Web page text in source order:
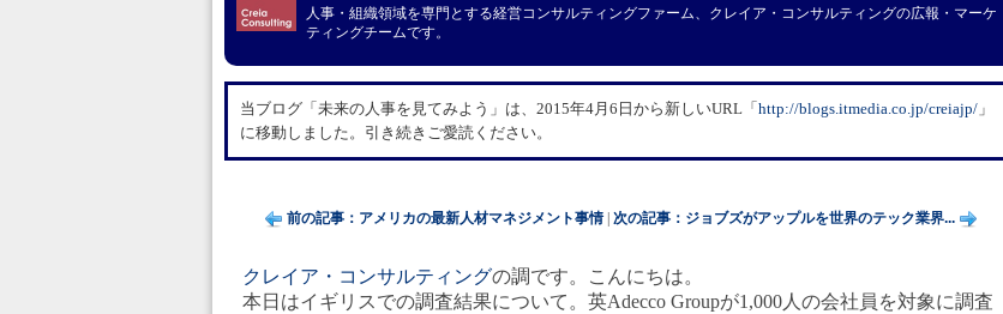
人事・組織領域を専門とする経営コンサルティングファーム、クレイア・コンサルティングの広報・マーケ
ティングチームです。
当ブログ「未来の人事を見てみよう」は、2015年4月6日から新しいURL「 ​http://blogs.itmedia.co.jp/creiajp/ 」
に移動しました。引き続きご愛読ください。
前の記事：アメリカの最新人材マネジメント事情| 次の記事：ジョブズがアップルを世界のテック業界...
クレイア・コンサルティングの調です。こんにちは。
本日はイギリスでの調査結果について。英Adecco Groupが1,000人の会社員を対象に調査